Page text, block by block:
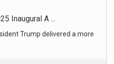
Barron Tr ...
Trump, the son she had